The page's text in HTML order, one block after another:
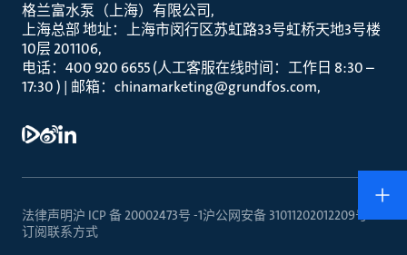
格兰富水泵（上海）有限公司
上海总部 地址：上海市闵行区苏虹路33号虹桥天地3号楼
10层 201106
电话：400 920 6655 (人工客服在线时间：工作日 8:30 –
17:30 ) | 邮箱：chinamarketing@grundfos.com
法律声明沪 ICP 备 20002473号 -1沪公网安备 31011202012209号
订阅联系方式